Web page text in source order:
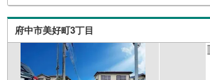
府中市美好町3丁目